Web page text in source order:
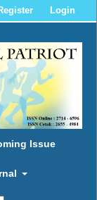
Issue
Login